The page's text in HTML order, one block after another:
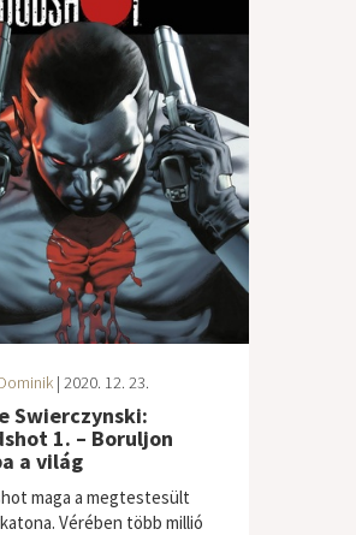
| 2020. 12. 23.
Swierczynski:
1. – Boruljon
a világ
maga a megtestesült
Vérében több millió